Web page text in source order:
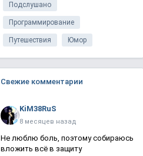
Подслушано
Программирование
Путешествия Юмор
Свежие комментарии
KiM38RuS
8 месяцев назад
Не люблю боль, поэтому собираюсь
вложить всё в защиту